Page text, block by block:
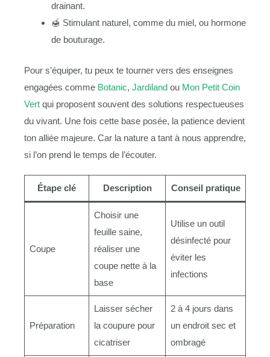
drainant.
🍯 Stimulant naturel, comme du miel, ou hormone
de bouturage.
Pour s’équiper, tu peux te tourner vers des enseignes
engagées comme Botanic, Jardiland ou Mon Petit Coin
Vert qui proposent souvent des solutions respectueuses
du vivant. Une fois cette base posée, la patience devient
ton alliée majeure. Car la nature a tant à nous apprendre,
si l’on prend le temps de l’écouter.
Étape clé Description Conseil pratique
Coupe
Choisir une
feuille saine,
réaliser une
coupe nette à la
base
Utilise un outil
désinfecté pour
éviter les
infections
Préparation
Laisser sécher
la coupure pour
cicatriser
2 à 4 jours dans
un endroit sec et
ombragé